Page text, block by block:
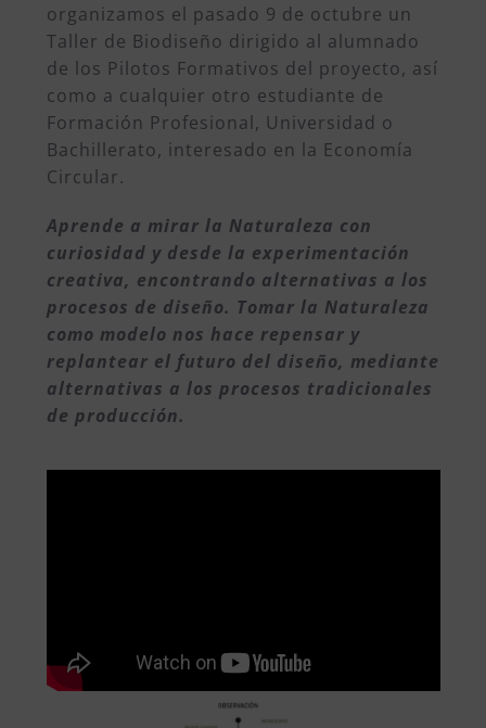
organizamos el pasado 9 de octubre un
Taller de Biodiseño dirigido al alumnado
de los Pilotos Formativos del proyecto, así
como a cualquier otro estudiante de
Formación Profesional, Universidad o
Bachillerato, interesado en la Economía
Circular.
Aprende a mirar la Naturaleza con
curiosidad y desde la experimentación
creativa, encontrando alternativas a los
procesos de diseño. Tomar la Naturaleza
como modelo nos hace repensar y
replantear el futuro del diseño, mediante
alternativas a los procesos tradicionales
de producción.